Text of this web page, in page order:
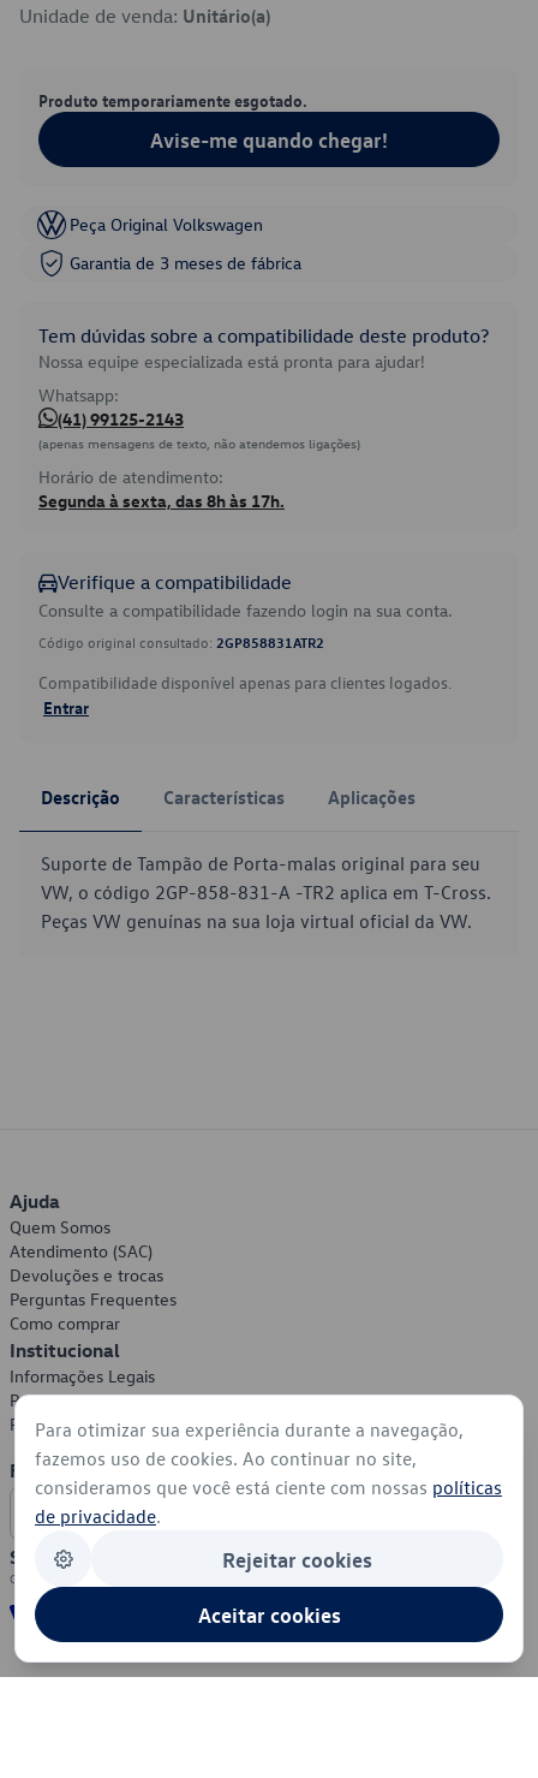
Unidade de venda: Unitário(a)
Produto temporariamente esgotado.
Avise-me quando chegar!
Peça Original Volkswagen
Garantia de 3 meses de fábrica
Tem dúvidas sobre a compatibilidade deste produto?
Nossa equipe especializada está pronta para ajudar!
Whatsapp:
(41) 99125-2143
(apenas mensagens de texto, não atendemos ligações)
Horário de atendimento:
Segunda à sexta, das 8h às 17h.
Verifique a compatibilidade
Consulte a compatibilidade fazendo login na sua conta.
Código original consultado: 2GP858831ATR2
Compatibilidade disponível apenas para clientes logados.
Entrar
Descrição Características Aplicações
Suporte de Tampão de Porta-malas original para seu
VW, o código 2GP-858-831-A -TR2 aplica em T-Cross.
Peças VW genuínas na sua loja virtual oficial da VW.
Ajuda
Quem Somos
Atendimento (SAC)
Devoluções e trocas
Perguntas Frequentes
Como comprar
Institucional
Informações Legais
Política de Privacidade
Política de Cookies
Formas de Pagamento
Segurança
Para otimizar sua experiência durante a navegação,
fazemos uso de cookies. Ao continuar no site,
consideramos que você está ciente com nossas políticas
de privacidade.
Rejeitar cookies
Aceitar cookies